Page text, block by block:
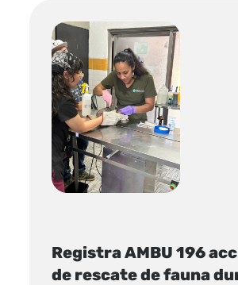
Registra AMBU 196
de rescate de fauna